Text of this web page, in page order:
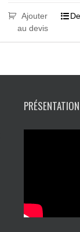
Ajouter
au devis
PRÉSENTATION